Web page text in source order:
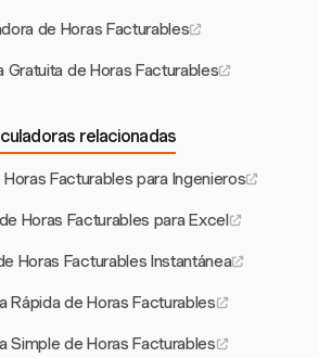
de Horas Facturables
Gratuita de Horas Facturables
relacionadas
Facturables para Ingenieros
Horas Facturables para Excel
Horas Facturables Instantánea
Rápida de Horas Facturables
Simple de Horas Facturables